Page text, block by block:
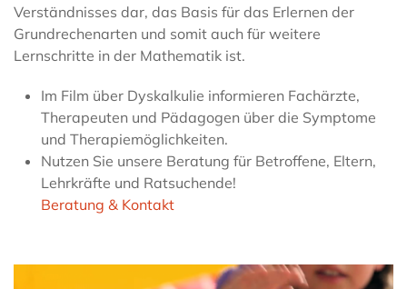
Verständnisses dar, das Basis für das Erlernen der
Grundrechenarten und somit auch für weitere
Lernschritte in der Mathematik ist.
Im Film über Dyskalkulie informieren Fachärzte,
Therapeuten und Pädagogen über die Symptome
und Therapiemöglichkeiten.
Nutzen Sie unsere Beratung für Betroffene, Eltern,
Lehrkräfte und Ratsuchende!
Beratung & Kontakt